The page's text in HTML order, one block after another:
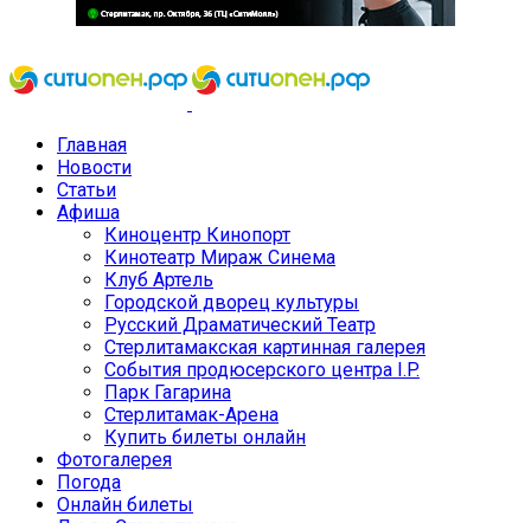
Главная
Новости
Статьи
Афиша
Киноцентр Кинопорт
Кинотеатр Мираж Синема
Клуб Артель
Городской дворец культуры
Русский Драматический Театр
Стерлитамакская картинная галерея
События продюсерского центра I.P.
Парк Гагарина
Стерлитамак-Арена
Купить билеты онлайн
Фотогалерея
Погода
Онлайн билеты